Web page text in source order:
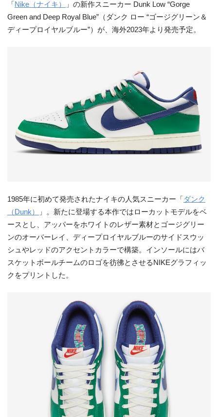
「 Nike（ナイキ）
」の新作スニーカー Dunk Low “Gorge
Green and Deep Royal Blue”（ダンク ロー “ゴージグリーン＆
ディープロイヤルブルー”）が、海外2023年より発売予定。
1985年に初めて発売されたナイキの人気スニーカー「 ダンク
（Dunk）
」。新たに登場する本作ではローカットモデルをベ
ースとし、アッパーをホワイトのレザー素材とゴージグリー
ンのオーバーレイ、ディープロイヤルブルーのサイドスウッ
シュやレッドのアクセントカラーで構築。インソールにはバ
スケットボールチームのロゴを彷彿とさせるNIKEグラフィッ
クをプリントした。